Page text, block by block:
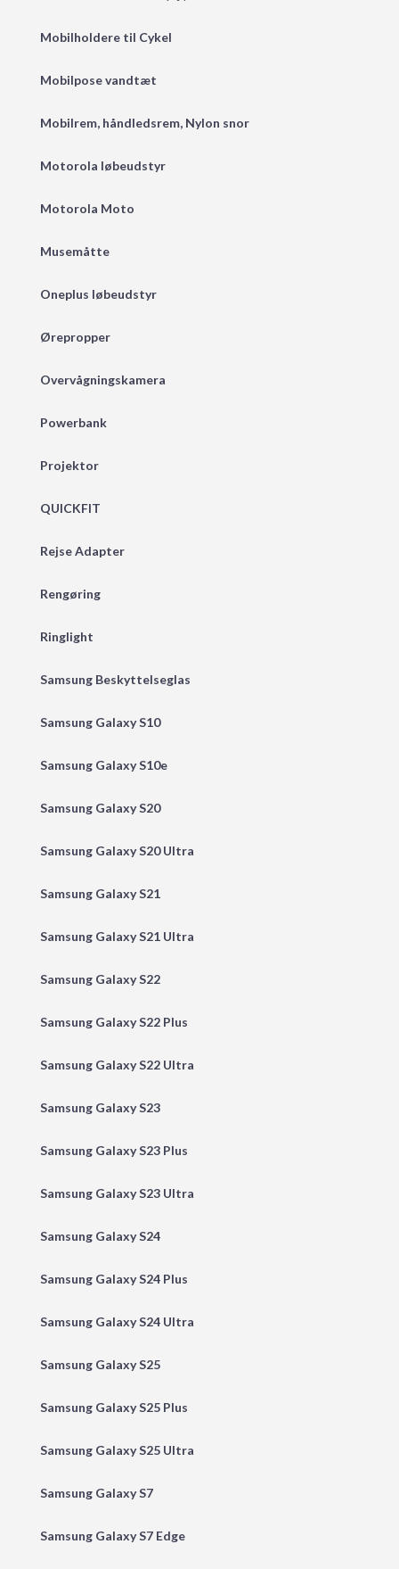
Mobilholdere til Cykel
Mobilpose vandtæt
Mobilrem, håndledsrem, Nylon snor
Motorola løbeudstyr
Motorola Moto
Musemåtte
Oneplus løbeudstyr
Ørepropper
Overvågningskamera
Powerbank
Projektor
QUICKFIT
Rejse Adapter
Rengøring
Ringlight
Samsung Beskyttelseglas
Samsung Galaxy S10
Samsung Galaxy S10e
Samsung Galaxy S20
Samsung Galaxy S20 Ultra
Samsung Galaxy S21
Samsung Galaxy S21 Ultra
Samsung Galaxy S22
Samsung Galaxy S22 Plus
Samsung Galaxy S22 Ultra
Samsung Galaxy S23
Samsung Galaxy S23 Plus
Samsung Galaxy S23 Ultra
Samsung Galaxy S24
Samsung Galaxy S24 Plus
Samsung Galaxy S24 Ultra
Samsung Galaxy S25
Samsung Galaxy S25 Plus
Samsung Galaxy S25 Ultra
Samsung Galaxy S7
Samsung Galaxy S7 Edge